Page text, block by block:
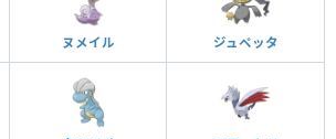
ヌメイル ジュペッタ